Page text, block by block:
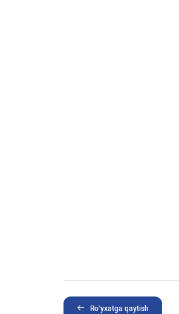
Ro’yxatga qaytish